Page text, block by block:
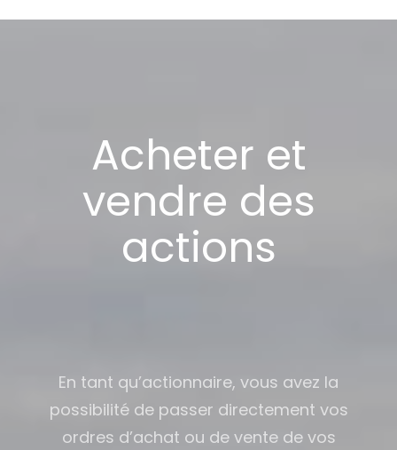
Acheter et
vendre des
actions
En tant qu’actionnaire, vous avez la
possibilité de passer directement vos
ordres d’achat ou de vente de vos